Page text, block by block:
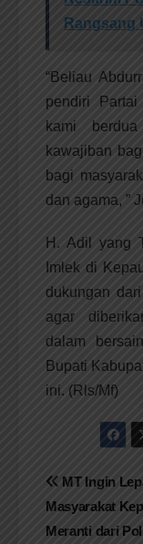
Rangsang
“Beliau
pendiri
kami
kawajiban
bagi
dan agama, ”
H. Adil yang
Imlek di
dukungan
agar
dalam
Bupati
ini. (Rls/Mf)
pos
MT Ingin
Masyarakat
Meranti dari